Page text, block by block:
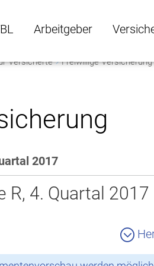
Untermenü öffnen
Arbeitgeber
Arbeitgeber Untermenü
Versicherte Freiwillige Versicherung
2017
R, 4. Quartal 2017